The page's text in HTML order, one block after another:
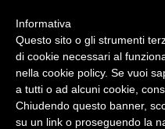
Informativa
Questo sito o gli strumenti
di cookie necessari al
nella cookie policy. Se vuoi
a tutti o ad alcuni cookie,
Chiudendo questo banner,
su un link o proseguendo la